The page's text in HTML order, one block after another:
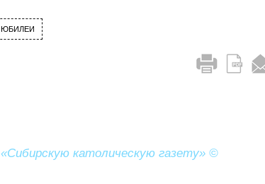
ЮБИЛЕИ
«Сибирскую католическую газету» ©